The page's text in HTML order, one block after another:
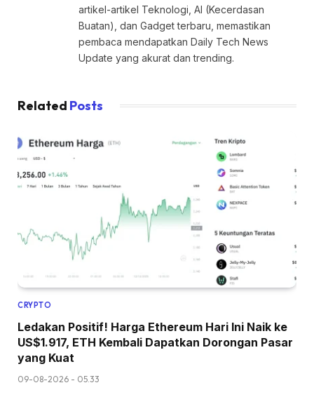
artikel-artikel Teknologi, AI (Kecerdasan
Buatan), dan Gadget terbaru, memastikan
pembaca mendapatkan Daily Tech News
Update yang akurat dan trending.
Related Posts
CRYPTO
Ledakan Positif! Harga Ethereum Hari Ini Naik ke
US$1.917, ETH Kembali Dapatkan Dorongan Pasar
yang Kuat
09-08-2026 - 05.33